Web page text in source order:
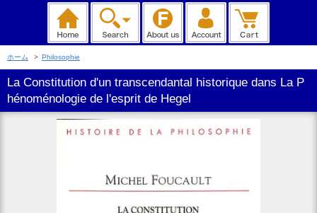
ホーム > Philosophie
La Constitution d'un transcendantal historique dans La P
hénoménologie de l'esprit de Hegel